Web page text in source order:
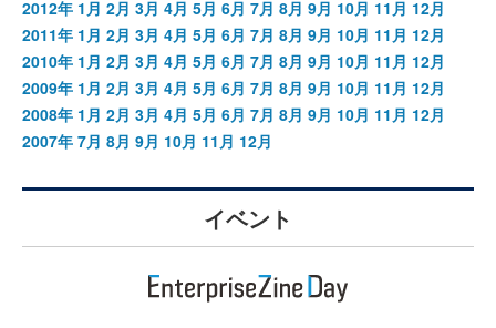
2012年 1月 2月 3月 4月 5月 6月 7月 8月 9月 10月 11月 12月
2011年 1月 2月 3月 4月 5月 6月 7月 8月 9月 10月 11月 12月
2010年 1月 2月 3月 4月 5月 6月 7月 8月 9月 10月 11月 12月
2009年 1月 2月 3月 4月 5月 6月 7月 8月 9月 10月 11月 12月
2008年 1月 2月 3月 4月 5月 6月 7月 8月 9月 10月 11月 12月
2007年 7月 8月 9月 10月 11月 12月
イベント